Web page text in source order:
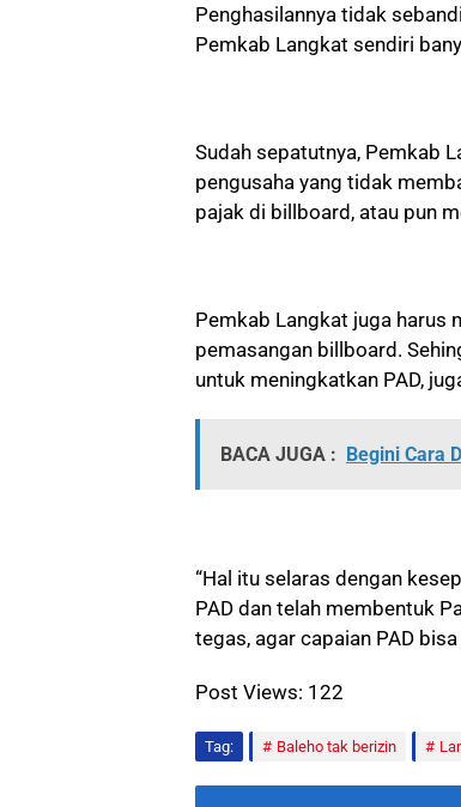
Penghasilannya tidak
Pemkab Langkat sendiri
Sudah sepatutnya, Pemkab
pengusaha yang tidak
pajak di billboard, atau pun
Pemkab Langkat juga harus
pemasangan billboard.
untuk meningkatkan PAD,
BACA JUGA : Begini Cara
“Hal itu selaras dengan
PAD dan telah membentuk
tegas, agar capaian PAD
Post Views: 122
Tag: Baleho tak berizin